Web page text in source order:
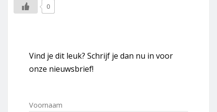
0
Vind je dit leuk? Schrijf je dan nu in voor
onze nieuwsbrief!
Voornaam